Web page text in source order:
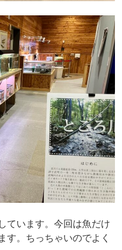
ています。今回は魚だけ
す。ちっちゃいのでよく